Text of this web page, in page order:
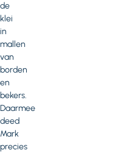
de
klei
in
mallen
van
borden
en
bekers.
Daarmee
deed
Mark
precies